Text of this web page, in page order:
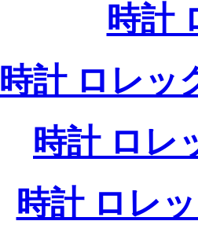
時計
時計 ロレッ
時計 ロレ
時計 ロレ